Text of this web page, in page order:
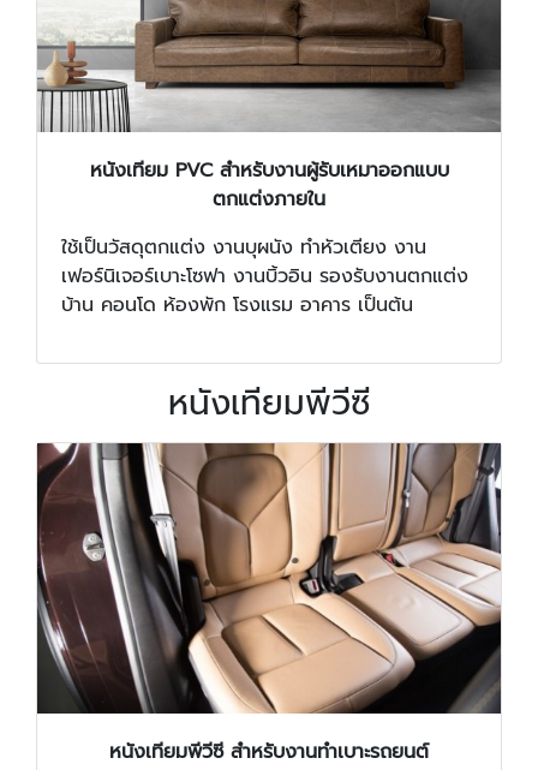
หนังเทียม PVC สำหรับงานผู้รับเหมาออกแบบ
ตกแต่งภายใน
ใช้เป็นวัสดุตกแต่ง งานบุผนัง ทำหัวเตียง งาน
เฟอร์นิเจอร์เบาะโซฟา งานบิ้วอิน รองรับงานตกแต่ง
บ้าน คอนโด ห้องพัก โรงแรม อาคาร เป็นต้น
หนังเทียมพีวีซี
หนังเทียมพีวีซี สำหรับงานทำเบาะรถยนต์